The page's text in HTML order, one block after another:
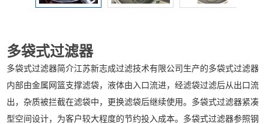
多袋式过滤器
多袋式过滤器简介江苏新志成过滤技术有限公司生产的多袋式过滤器
内部由金属网篮支撑滤袋，液体由入口流进，经滤袋过滤后从出口流
出，杂质被拦截在滤袋中，更换滤袋后继续使用。多袋式过滤器紧凑
型空间设计，为客户较大程度的节约投入成本。多袋式过滤器参照钢